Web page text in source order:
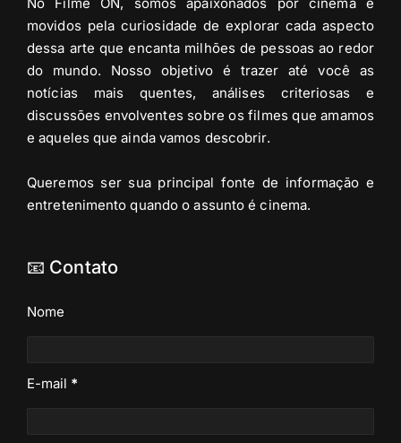
movidos pela curiosidade de explorar cada aspecto
dessa arte que encanta milhões de pessoas ao redor
do mundo. Nosso objetivo é trazer até você as
notícias mais quentes, análises criteriosas e
discussões envolventes sobre os filmes que amamos
e aqueles que ainda vamos descobrir.
Queremos ser sua principal fonte de informação e
entretenimento quando o assunto é cinema.
📧 Contato
Nome
E-mail *